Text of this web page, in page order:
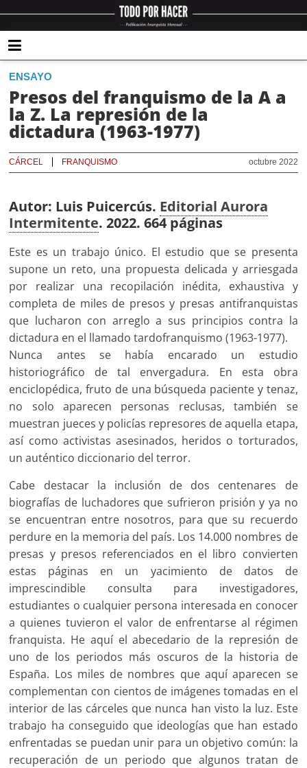
ENSAYO
Presos del franquismo de la A a
la Z. La represión de la
dictadura (1963-1977)
octubre 2022
CÁRCEL FRANQUISMO
Autor: Luis Puicercús. Editorial Aurora
Intermitente. 2022. 664 páginas
Este es un trabajo único. El estudio que se presenta
supone un reto, una propuesta delicada y arriesgada
por realizar una recopilación inédita, exhaustiva y
completa de miles de presos y presas antifranquistas
que lucharon con arreglo a sus principios contra la
dictadura en el llamado tardofranquismo (1963-1977).
Nunca antes se había encarado un estudio
historiográfico de tal envergadura. En esta obra
enciclopédica, fruto de una búsqueda paciente y tenaz,
no solo aparecen personas reclusas, también se
muestran jueces y policías represores de aquella etapa,
así como activistas asesinados, heridos o torturados,
un auténtico diccionario del terror.
Cabe destacar la inclusión de dos centenares de
biografías de luchadores que sufrieron prisión y ya no
se encuentran entre nosotros, para que su recuerdo
perdure en la memoria del país. Los 14.000 nombres de
presas y presos referenciados en el libro convierten
estas páginas en un yacimiento de datos de
imprescindible consulta para investigadores,
estudiantes o cualquier persona interesada en conocer
a quienes tuvieron el valor de enfrentarse al régimen
franquista. He aquí el abecedario de la represión de
uno de los periodos más oscuros de la historia de
España. Los miles de nombres que aquí aparecen se
complementan con cientos de imágenes tomadas en el
interior de las cárceles que nunca han visto la luz. Este
trabajo ha conseguido que ideologías que han estado
enfrentadas se puedan unir para un objetivo común: la
recuperación de un periodo que algunos tratan de